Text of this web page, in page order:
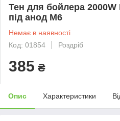
Тен для бойлера
під анод М6
Немає в наявності
Код: 01854
Роздріб
385 ₴
Опис Характеристики